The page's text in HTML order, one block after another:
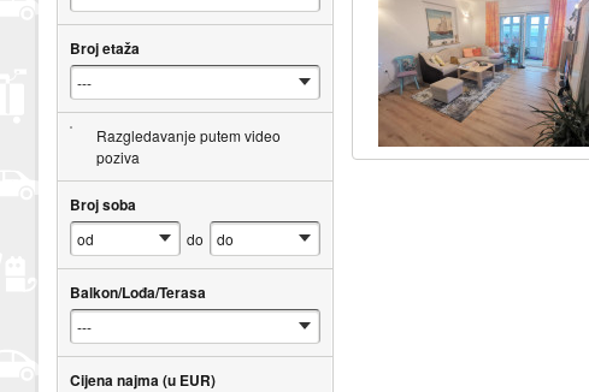
Broj etaža
Razgledavanje putem video
poziva
Broj soba
do
Balkon/Lođa/Terasa
Cijena najma (u EUR)